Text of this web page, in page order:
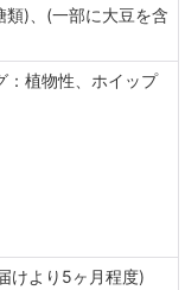
類)、(一部に大豆を含
：植物性、ホイップ
けより5ヶ月程度)